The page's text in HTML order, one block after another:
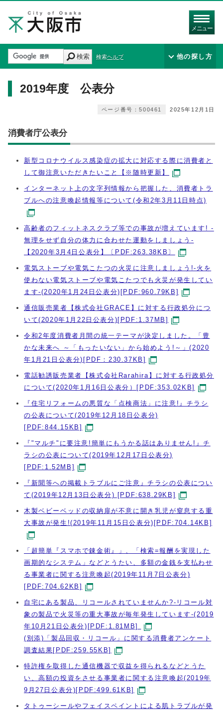
メニュー
検索 検索ヘルプ 他の探し方
2019年度 公表分
2025年12月1日
ページ番号：500461
消費者庁公表分
新型コロナウイルス感染症の拡大に対応する際に消費者と
して御注意いただきたいこと【※随時更新】
インターネット上の文字列情報から把握した、消費者トラ
ブルへの注意喚起情報等について(令和2年3月11日時点)
高齢者のフィットネスクラブ等での事故が増えています! -
無理をせず自分の体力に合わせた運動をしましょう-
【2020年3月4日公表分】〔PDF:263.38KB〕
電気ストーブや電気こたつの火災に注意しましょう!-火を
使わない電気ストーブや電気こたつでも火災が発生してい
ます-(2020年1月24日公表分)[PDF:960.79KB]
通信販売業者【株式会社GRACE】に対する行政処分につ
いて(2020年1月22日公表分)[PDF:1.37MB]
令和2年度消費者月間の統一テーマが決定しました。「豊
かな未来へ ～「もったいない」から始めよう!～」(2020
年1月21日公表分)[PDF：230.37KB]
電話勧誘販売業者【株式会社Rarahira】に対する行政処分
について(2020年1月16日公表分）[PDF:353.02KB]
『住宅リフォームの悪質な「点検商法」に注意!』チラシ
の公表について(2019年12月18日公表分)
[PDF:844.15KB]
『"マルチ"に要注意!簡単にもうかる話はありません!』チ
ラシの公表について(2019年12月17日公表分)
[PDF:1.52MB]
『新聞等への掲載トラブルにご注意』チラシの公表につい
て(2019年12月13日公表分) [PDF:638.29KB]
木製ベビーベッドの収納扉が不意に開き乳児が窒息する重
大事故が発生!(2019年11月15日公表分)[PDF:704.14KB]
「超簡単『スマホで錬金術』」、「検索=報酬を実現した
画期的なシステム」などとうたい、多額の金銭を支払わせ
る事業者に関する注意喚起(2019年11月7日公表分)
[PDF:704.62KB]
自宅にある製品、リコールされていませんか?-リコール対
象の製品で火災等の重大事故が毎年発生しています-(2019
年10月21日公表分)[PDF:1.81MB]
(別添)「製品回収・リコール」に関する消費者アンケート
調査結果[PDF:259.55KB]
特許権を取得した通信機器で収益を得られるなどとうた
い、高額の投資をさせる事業者に関する注意喚起(2019年
9月27日公表分)[PDF:499.61KB]
タトゥーシールやフェイスペイントによる肌トラブルが発